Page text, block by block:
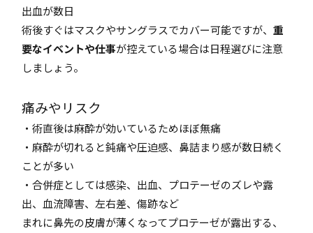
出血が数日
術後すぐはマスクやサングラスでカバー可能ですが、重
要なイベントや仕事が控えている場合は日程選びに注意
しましょう。
痛みやリスク
・術直後は麻酔が効いているためほぼ無痛
・麻酔が切れると鈍痛や圧迫感、鼻詰まり感が数日続く
ことが多い
・合併症としては感染、出血、プロテーゼのズレや露
出、血流障害、左右差、傷跡など
まれに鼻先の皮膚が薄くなってプロテーゼが露出する、